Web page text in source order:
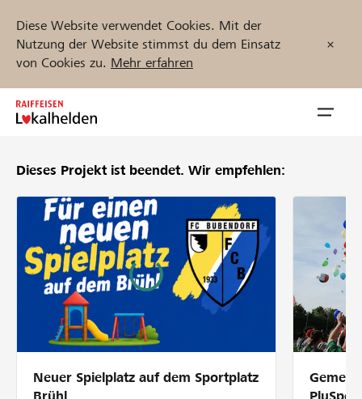
Diese Website verwendet Cookies. Mit der
Nutzung der Website stimmst du dem Einsatz
von Cookies zu. Mehr erfahren
Zum
Inhalt
Unterstützen
Hilfe & Support
Partner / Raiffeisenbank
Projekte und Organisationen finden
Dieses Projekt ist beendet. Wir empfehlen:
Neuer Spielplatz auf dem Sportplatz